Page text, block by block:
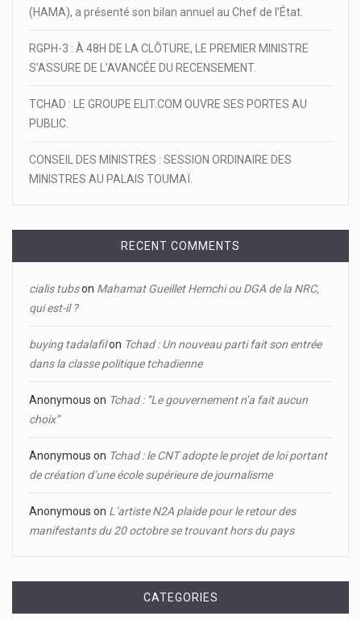
(HAMA), a présenté son bilan annuel au Chef de l’État.
RGPH-3 : À 48H DE LA CLÔTURE, LE PREMIER MINISTRE
S’ASSURE DE L’AVANCÉE DU RECENSEMENT.
TCHAD : LE GROUPE ELIT.COM OUVRE SES PORTES AU
PUBLIC.
CONSEIL DES MINISTRES : SESSION ORDINAIRE DES
MINISTRES AU PALAIS TOUMAÏ.
RECENT COMMENTS
cialis tubson Mahamat Gueillet Hemchi ou DGA de la NRC,
qui est-il ?
buying tadalafilon Tchad : Un nouveau parti fait son entrée
dans la classe politique tchadienne
Anonymous on Tchad : ‘’Le gouvernement n’a fait aucun
choix’’
Anonymous on Tchad : le CNT adopte le projet de loi portant
de création d’une école supérieure de journalisme
Anonymous on L’artiste N2A plaide pour le retour des
manifestants du 20 octobre se trouvant hors du pays
CATEGORIES